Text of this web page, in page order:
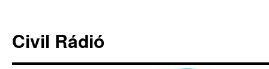
tartalomba
Civil Rádió